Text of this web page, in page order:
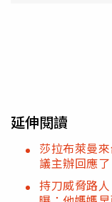
延伸閱讀
莎拉布萊曼
議主辦回應了
持刀威脅路